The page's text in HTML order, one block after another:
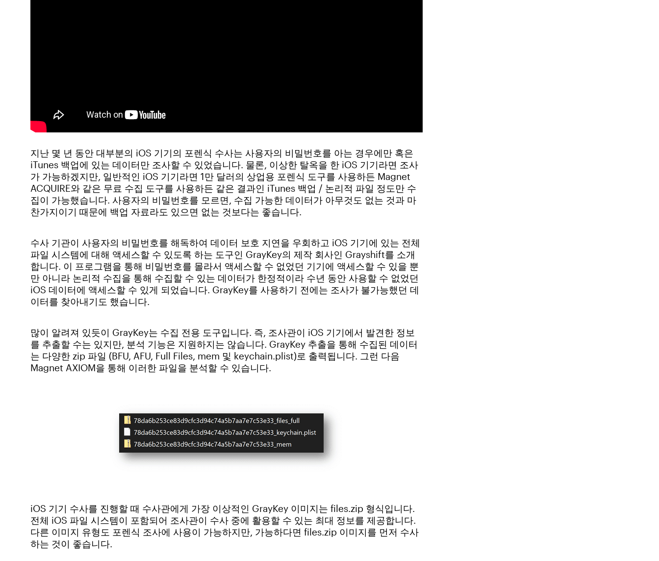
지난 몇 년 동안 대부분의 iOS 기기의 포렌식 수사는 사용자의 비밀번호를 아는 경우에만 혹은
iTunes 백업에 있는 데이터만 조사할 수 있었습니다. 물론, 이상한 탈옥을 한 iOS 기기라면 조사
가 가능하겠지만, 일반적인 iOS 기기라면 1만 달러의 상업용 포렌식 도구를 사용하든 Magnet
ACQUIRE와 같은 무료 수집 도구를 사용하든 같은 결과인 iTunes 백업 / 논리적 파일 정도만 수
집이 가능했습니다. 사용자의 비밀번호를 모르면, 수집 가능한 데이터가 아무것도 없는 것과 마
찬가지이기 때문에 백업 자료라도 있으면 없는 것보다는 좋습니다.
수사 기관이 사용자의 비밀번호를 해독하여 데이터 보호 지연을 우회하고 iOS 기기에 있는 전체
파일 시스템에 대해 액세스할 수 있도록 하는 도구인 GrayKey의 제작 회사인 Grayshift를 소개
합니다. 이 프로그램을 통해 비밀번호를 몰라서 액세스할 수 없었던 기기에 액세스할 수 있을 뿐
만 아니라 논리적 수집을 통해 수집할 수 있는 데이터가 한정적이라 수년 동안 사용할 수 없었던
iOS 데이터에 액세스할 수 있게 되었습니다. GrayKey를 사용하기 전에는 조사가 불가능했던 데
이터를 찾아내기도 했습니다.
많이 알려져 있듯이 GrayKey는 수집 전용 도구입니다. 즉, 조사관이 iOS 기기에서 발견한 정보
를 추출할 수는 있지만, 분석 기능은 지원하지는 않습니다. GrayKey 추출을 통해 수집된 데이터
는 다양한 zip 파일 (BFU, AFU, Full Files, mem 및 keychain.plist)로 출력됩니다. 그런 다음
Magnet AXIOM을 통해 이러한 파일을 분석할 수 있습니다.
iOS 기기 수사를 진행할 때 수사관에게 가장 이상적인 GrayKey 이미지는 files.zip 형식입니다.
전체 iOS 파일 시스템이 포함되어 조사관이 수사 중에 활용할 수 있는 최대 정보를 제공합니다.
다른 이미지 유형도 포렌식 조사에 사용이 가능하지만, 가능하다면 files.zip 이미지를 먼저 수사
하는 것이 좋습니다.